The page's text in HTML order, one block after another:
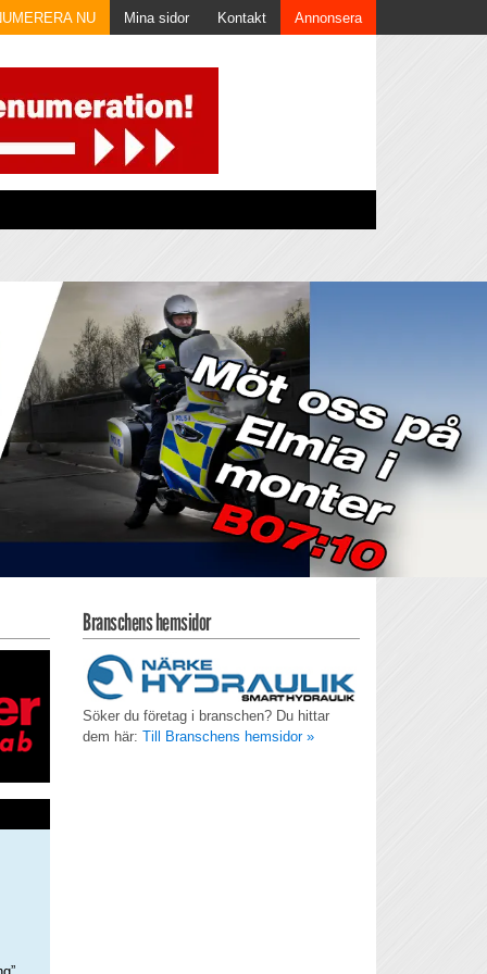
NU Mina sidor Kontakt Annonsera
Branschens hemsidor
Söker du företag i branschen? Du hittar
dem här: Till Branschens hemsidor »